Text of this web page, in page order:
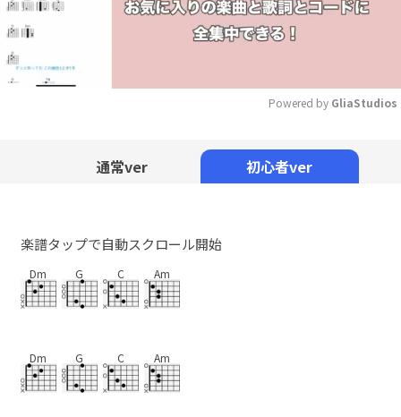
Powered by GliaStudios
通常ver 初心者ver
楽譜タップで自動スクロール開始
Dm G C Am
Dm G C Am